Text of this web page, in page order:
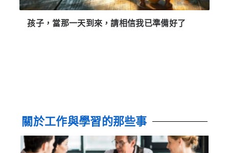
孩子，當那一天到來，請相信我已準備好了
關於工作與學習的那些事